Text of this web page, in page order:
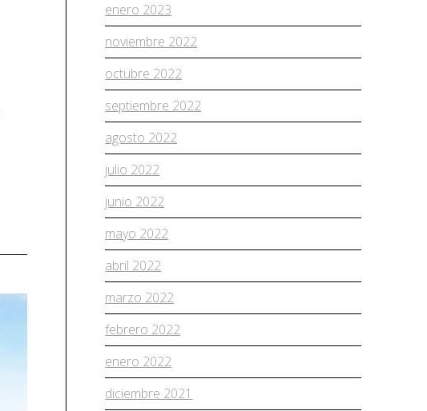
enero 2023
noviembre 2022
octubre 2022
septiembre 2022
agosto 2022
julio 2022
junio 2022
mayo 2022
abril 2022
marzo 2022
febrero 2022
enero 2022
diciembre 2021